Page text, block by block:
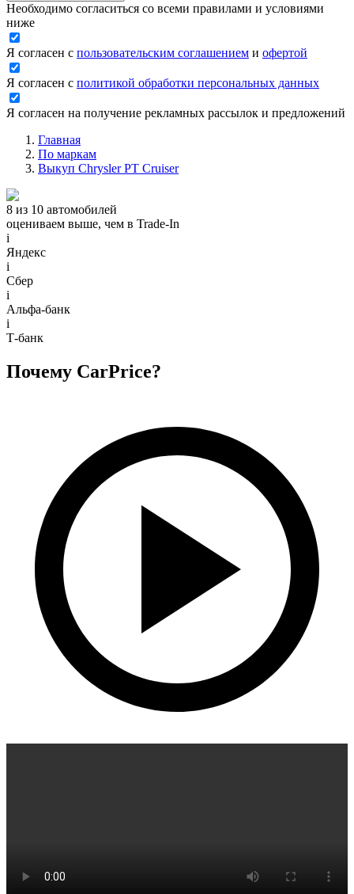
Необходимо согласиться со всеми правилами и условиями
ниже
Я согласен с пользовательским соглашением и офертой
Я согласен с политикой обработки персональных данных
Я согласен на получение рекламных рассылок и предложений
Главная
По маркам
Выкуп Chrysler PT Cruiser
8 из 10 автомобилей
оцениваем выше, чем в Trade‑In
i
Яндекс
i
Сбер
i
Альфа-банк
i
Т-банк
Почему CarPrice?